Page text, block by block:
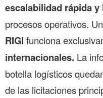
escalabilidad rápida
procesos operativos.
RIGI funciona
internacionales. La
botella logísticos
de las licitaciones